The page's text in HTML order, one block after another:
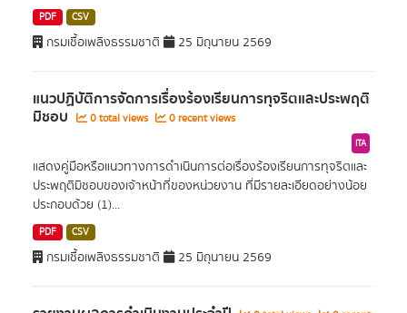
PDF CSV
กรมเชื้อเพลิงธรรมชาติ 25 มิถุนายน 2569
แนวปฏิบัติการจัดการเรื่องร้องเรียนการทุจริตและประพฤติ
มิชอบ 0 total views 0 recent views
ITA
แสดงคู่มือหรือแนวทางการดำเนินการต่อเรื่องร้องเรียนการทุจริตและ
ประพฤติมิชอบของเจ้าหน้าที่ของหน่วยงาน ที่มีรายละเอียดอย่างน้อย
ประกอบด้วย (1)...
PDF CSV
กรมเชื้อเพลิงธรรมชาติ 25 มิถุนายน 2569